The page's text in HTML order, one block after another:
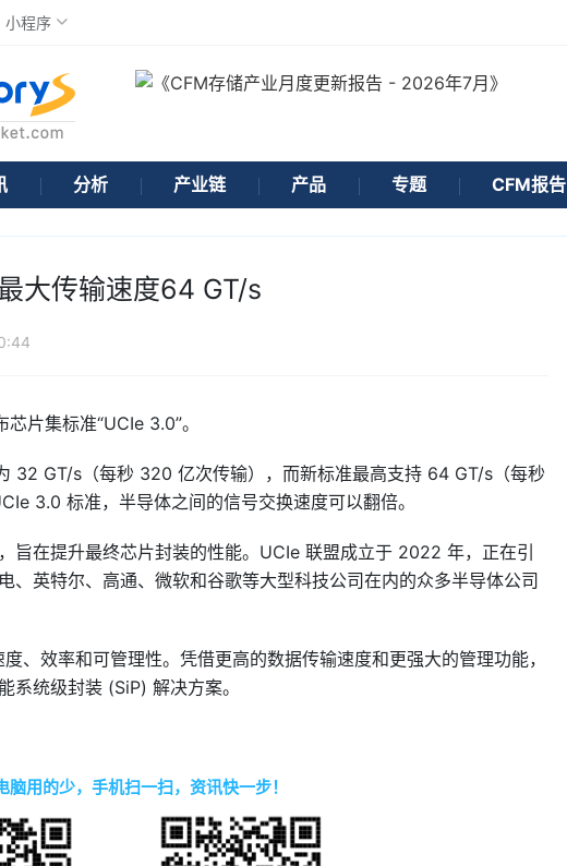
小程序
分析 产业链 产品 专题 CFM报告
大传输速度64 GT/s
片集标准“UCIe 3.0”。
32 GT/s（每秒 320 亿次传输），而新标准最高支持 64 GT/s（每秒
3.0 标准，半导体之间的信号交换速度可以翻倍。
旨在提升最终芯片封装的性能。UCIe 联盟成立于 2022 年，正在引
、英特尔、高通、微软和谷歌等大型科技公司在内的众多半导体公司
、效率和可管理性。凭借更高的数据传输速度和更强大的管理功能，
系统级封装 (SiP) 解决方案。
脑用的少，手机扫一扫，资讯快一步！